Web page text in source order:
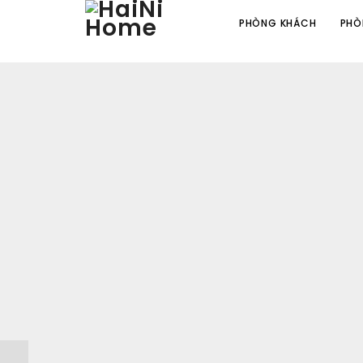
PHÒNG KHÁCH
HÃY LÀ NGƯỜI ĐẦU TIÊN NHẬN XÉT “BỘ BÀN ĂN